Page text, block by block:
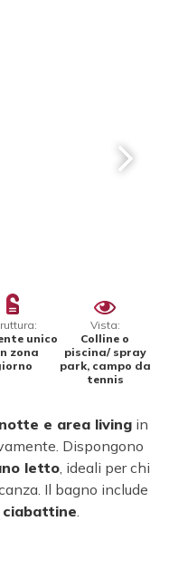
unico
zona
Vista:
Colline o
piscina/ spray
park, campo da
tennis
e area living in
Dispongono
letto , ideali per chi
Il bagno include
ciabattine